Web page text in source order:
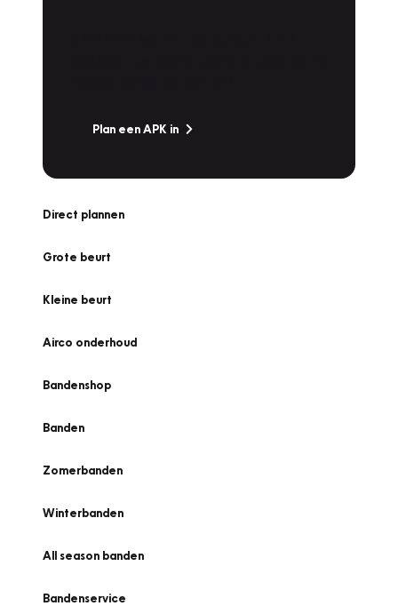
Plan een APK in
Direct plannen
Grote beurt
Kleine beurt
Airco onderhoud
Bandenshop
Banden
Zomerbanden
Winterbanden
All season banden
Bandenservice